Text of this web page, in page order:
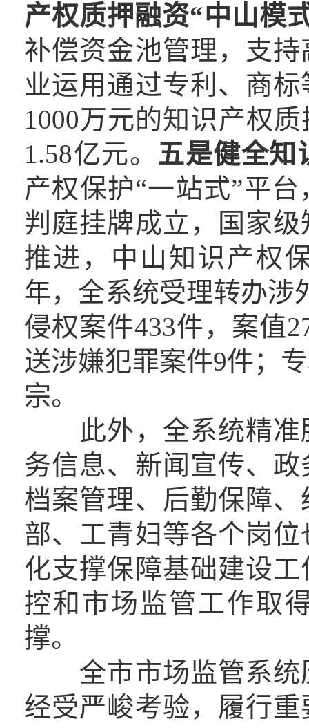
产权质押融资“中山模
补偿资金池管理，支
业运用通过专利、商
1000万元的知识产权
1.58亿元。 五是健全知
产权保护“一站式”平
判庭挂牌成立，国家
推进，中山知识产权
年，全系统受理转办涉
侵权案件433件，案值
送涉嫌犯罪案件9件；
宗。
此外，全系统精准
务信息、新闻宣传、
档案管理、后勤保障
部、工青妇等各个岗
化支撑保障基础建设
控和市场监管工作取
撑。
全市市场监管系统
经受严峻考验，履行